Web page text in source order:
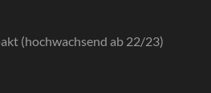
(hochwachsend ab 22/23)